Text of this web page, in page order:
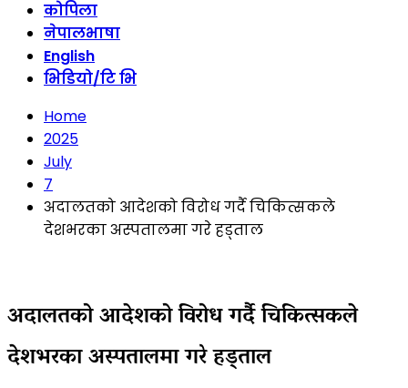
कोपिला
नेपालभाषा
English
भिडियो/टि भि
Home
2025
July
7
अदालतको आदेशको विरोध गर्दै चिकित्सकले
देशभरका अस्पतालमा गरे हड्ताल
अदालतको आदेशको विरोध गर्दै चिकित्सकले
देशभरका अस्पतालमा गरे हड्ताल